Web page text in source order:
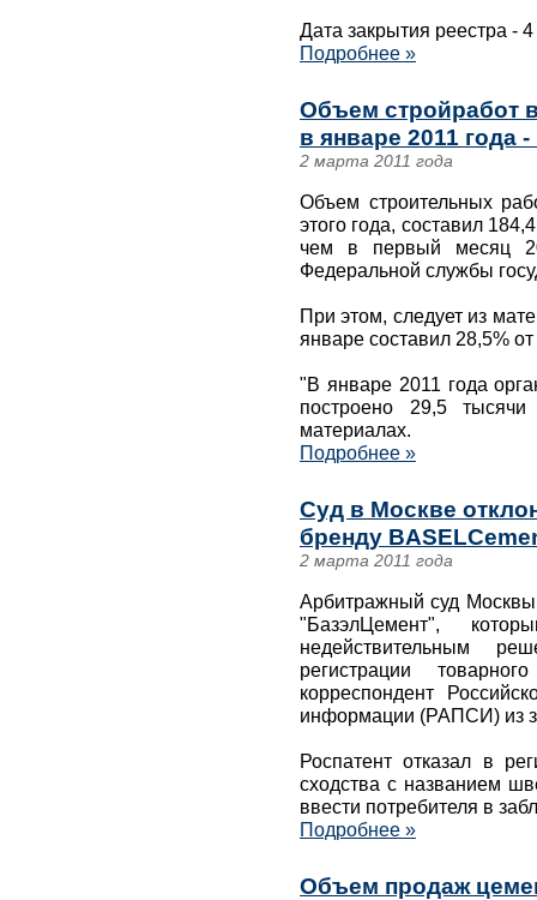
Дата закрытия реестра -
Подробнее »
Объем стройработ
в январе 2011 года -
2 марта 2011 года
Объем строительных
этого года, составил
чем в первый месяц
Федеральной службы
При этом, следует из
январе составил 28,5%
"В январе 2011 года
построено 29,5
материалах.
Подробнее »
Суд в Москве
бренду
2 марта 2011 года
Арбитражный суд
"БазэлЦемент",
недействительным
регистрации
корреспондент
информации (РАПСИ) из
Роспатент отказал в
сходства с названием
ввести потребителя в
Подробнее »
Объем продаж